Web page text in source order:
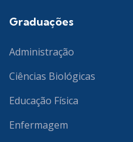
Graduações
Administração
Ciências Biológicas
Educação Física
Enfermagem